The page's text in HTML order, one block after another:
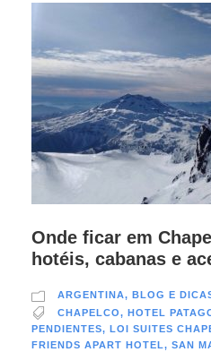
Onde ficar em
hotéis, cabanas e
ARGENTINA, BLOG E
CHAPELCO, HOTEL
PENDIENTES, LOI SUITES
FRIENDS APART HOTEL, SAN